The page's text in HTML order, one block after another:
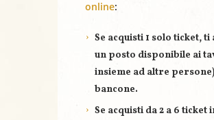
online:
Se acquisti 1 solo ticket, ti
un posto disponibile ai
insieme ad altre
bancone.
Se acquisti da 2 a 6 ticket